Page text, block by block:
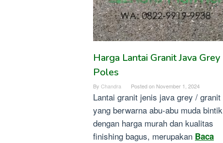
Harga Lantai Granit Java Grey
Poles
By Chandra Posted on November 1, 2024
Lantai granit jenis java grey / granit
yang berwarna abu-abu muda bintik
dengan harga murah dan kualitas
finishing bagus, merupakan Baca